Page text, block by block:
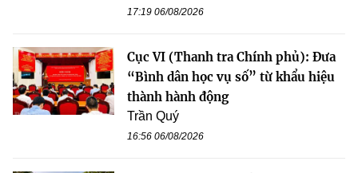
17:19 06/08/2026
Cục VI (Thanh tra Chính phủ): Đưa
“Bình dân học vụ số” từ khẩu hiệu
thành hành động
Trần Quý
16:56 06/08/2026